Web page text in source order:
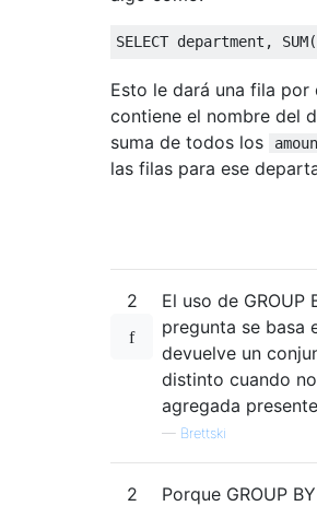
SELECT department , SUM(
Esto le dará una fila
contiene el nombre del
suma de todos los
las filas para ese
2
El uso de GROUP
pregunta se basa
devuelve un
distinto cuando
agregada
— Brettski
2
Porque GROUP